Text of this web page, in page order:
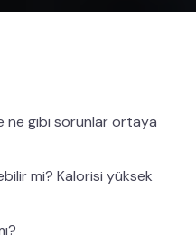
ne gibi sorunlar ortaya
mi? Kalorisi yüksek